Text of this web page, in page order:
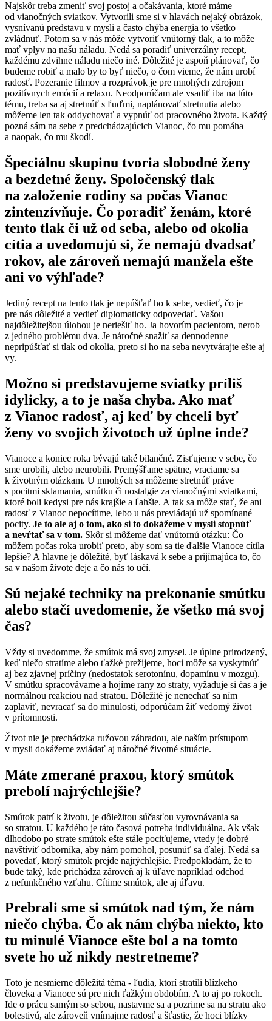
Najskôr treba zmeniť svoj postoj a očakávania, ktoré máme
od vianočných sviatkov. Vytvorili sme si v hlavách nejaký obrázok,
vysnívanú predstavu v mysli a často chýba energia to všetko
zvládnuť. Potom sa v nás môže vytvoriť vnútorný tlak, a to môže
mať vplyv na našu náladu. Nedá sa poradiť univerzálny recept,
každému zdvihne náladu niečo iné. Dôležité je aspoň plánovať, čo
budeme robiť a malo by to byť niečo, o čom vieme, že nám urobí
radosť. Pozeranie filmov a rozprávok je pre mnohých zdrojom
pozitívnych emócií a relaxu. Neodporúčam ale vsadiť iba na túto
tému, treba sa aj stretnúť s ľuďmi, naplánovať stretnutia alebo
môžeme len tak oddychovať a vypnúť od pracovného života. Každý
pozná sám na sebe z predchádzajúcich Vianoc, čo mu pomáha
a naopak, čo mu škodí.
Špeciálnu skupinu tvoria slobodné ženy
a bezdetné ženy. Spoločenský tlak
na založenie rodiny sa počas Vianoc
zintenzívňuje. Čo poradiť ženám, ktoré
tento tlak či už od seba, alebo od okolia
cítia a uvedomujú si, že nemajú dvadsať
rokov, ale zároveň nemajú manžela ešte
ani vo výhľade?
Jediný recept na tento tlak je nepúšťať ho k sebe, vedieť, čo je
pre nás dôležité a vedieť diplomaticky odpovedať. Vašou
najdôležitejšou úlohou je neriešiť ho. Ja hovorím pacientom, nerob
z jedného problému dva. Je náročné snažiť sa dennodenne
nepripúšťať si tlak od okolia, preto si ho na seba nevytvárajte ešte aj
vy.
Možno si predstavujeme sviatky príliš
idylicky, a to je naša chyba. Ako mať
z Vianoc radosť, aj keď by chceli byť
ženy vo svojich životoch už úplne inde?
Vianoce a koniec roka bývajú také bilančné. Zisťujeme v sebe, čo
sme urobili, alebo neurobili. Premýšľame spätne, vraciame sa
k životným otázkam. U mnohých sa môžeme stretnúť práve
s pocitmi sklamania, smútku či nostalgie za vianočnými sviatkami,
ktoré boli kedysi pre nás krajšie a ľahšie. A tak sa môže stať, že ani
radosť z Vianoc nepocítime, lebo u nás prevládajú už spomínané
pocity. Je to ale aj o tom, ako si to dokážeme v mysli stopnúť
a nevŕtať sa v tom. Skôr si môžeme dať vnútornú otázku: Čo
môžem počas roka urobiť preto, aby som sa tie ďalšie Vianoce cítila
lepšie? A hlavne je dôležité, byť láskavá k sebe a prijímajúca to, čo
sa v našom živote deje a čo nás to učí.
Sú nejaké techniky na prekonanie smútku
alebo stačí uvedomenie, že všetko má svoj
čas?
Vždy si uvedomme, že smútok má svoj zmysel. Je úplne prirodzený,
keď niečo stratíme alebo ťažké prežijeme, hoci môže sa vyskytnúť
aj bez zjavnej príčiny (nedostatok serotonínu, dopamínu v mozgu).
V smútku spracovávame a hojíme rany zo straty, vyžaduje si čas a je
normálnou reakciou nad stratou. Dôležité je nenechať sa ním
zaplaviť, nevracať sa do minulosti, odporúčam žiť vedomý život
v prítomnosti.
Život nie je prechádzka ružovou záhradou, ale naším prístupom
v mysli dokážeme zvládať aj náročné životné situácie.
Máte zmerané praxou, ktorý smútok
prebolí najrýchlejšie?
Smútok patrí k životu, je dôležitou súčasťou vyrovnávania sa
so stratou. U každého je táto časová potreba individuálna. Ak však
dlhodobo po strate smútok ešte stále pociťujeme, vtedy je dobré
navštíviť odborníka, aby nám pomohol, posunúť sa ďalej. Nedá sa
povedať, ktorý smútok prejde najrýchlejšie. Predpokladám, že to
bude taký, kde prichádza zároveň aj k úľave napríklad odchod
z nefunkčného vzťahu. Cítime smútok, ale aj úľavu.
Prebrali sme si smútok nad tým, že nám
niečo chýba. Čo ak nám chýba niekto, kto
tu minulé Vianoce ešte bol a na tomto
svete ho už nikdy nestretneme?
Toto je nesmierne dôležitá téma - ľudia, ktorí stratili blízkeho
človeka a Vianoce sú pre nich ťažkým obdobím. A to aj po rokoch.
Ide o prácu samým so sebou, nastavme sa a pozrime sa na stratu ako
bolestivú, ale zároveň vnímajme radosť a šťastie, že hoci blízky